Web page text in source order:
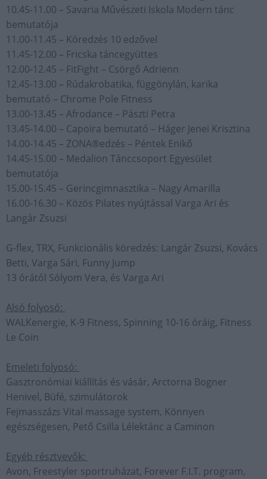
10.45-11.00 – Savaria Művészeti Iskola Modern tánc
bemutatója
11.00-11.45 – Köredzés 10 edzővel
11.45-12.00 – Fricska táncegyüttes
12.00-12.45 – FitFight – Csörgő Adrienn
12.45-13.00 – Rúdakrobatika, függönylán, karika
bemutató – Chrome Pole Fitness
13.00-13.45 – Afrodance – Pászti Petra
13.45-14.00 – Capoira bemutató – Háger Jenei Krisztina
14.00-14.45 – ZONA®edzés – Péntek Enikő
14.45-15.00 – Medalion Tánccsoport Egyesület
bemutatója
15.00-15.45 – Gerincgimnasztika – Nagy Amarilla
16.00-16.30 – Közös Pilates nyújtással Varga Ari és
Langár Zsuzsi
G-flex, TRX, Funkcionális köredzés: Langár Zsuzsi, Kovács
Betti, Varga Sári, Funny Jump
13 órától Sólyom Vera, és Varga Ari
Alsó folyosó:
WALKenergie, K-9 Fitness, Spinning 10-16 óráig, Fitness
Le Coin
Emeleti folyosó:
Gasztronómiai kiállítás és vásár, Arctorna Bogner
Henivel, Büfé, szimulátorok
Fejmasszázs Vital massage system, Könnyen
egészségesen, Pető Csilla Lélektánc a Caminon
Egyéb résztvevők:
Avon, Freestyler sportruházat, Forever F.I.T. program,